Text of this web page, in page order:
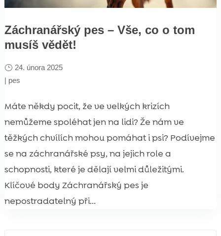
Záchranářský pes – Vše, co o tom
musíš vědět!
24. února 2025
| pes
Máte někdy pocit, že ve velkých krizích
nemůžeme spoléhat jen na lidi? Že nám ve
těžkých chvílích mohou pomáhat i psi? Podívejme
se na záchranářské psy, na jejich role a
schopnosti, které je dělají velmi důležitými.
Klíčové body Záchranářský pes je
nepostradatelný při...